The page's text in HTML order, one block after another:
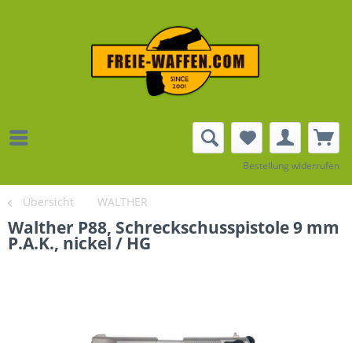
Bestellung widerrufen
Übersicht WALTHER
Walther P88, Schreckschusspistole 9 mm
P.A.K., nickel / HG